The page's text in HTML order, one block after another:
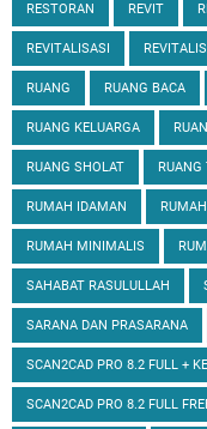
RESTORAN REVIT
REVITALISASI
RUANG RUANG BACA
RUANG KELUARGA
RUANG SHOLAT
RUMAH IDAMAN
RUMAH MINIMALIS
SAHABAT RASULULLAH
SARANA DAN PRASARANA
SCAN2CAD PRO 8.2 FULL +
SCAN2CAD PRO 8.2 FULL